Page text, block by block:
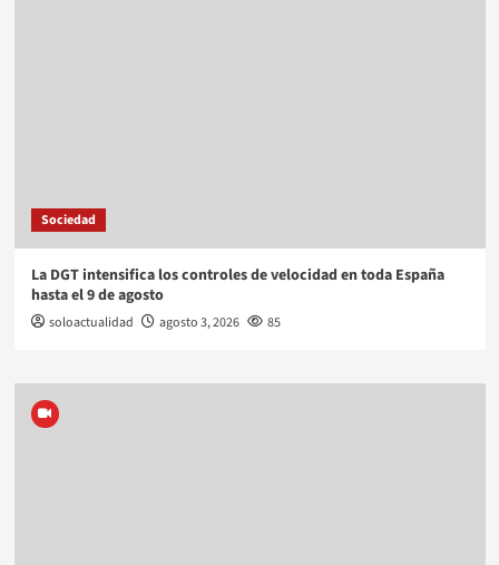
Sociedad
La DGT intensifica los controles de velocidad en toda España
hasta el 9 de agosto
soloactualidad agosto 3, 2026 85